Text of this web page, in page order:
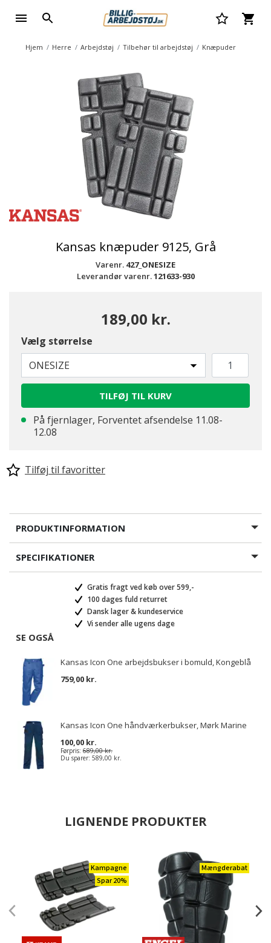
Hjem Herre Arbejdstøj Tilbehør til arbejdstøj Knæpuder
Kansas knæpuder 9125, Grå
Varenr. 427_ONESIZE
Leverandør varenr.121633-930
189,00 kr.
Vælg størrelse
ONESIZE
TILFØJ TIL KURV
På fjernlager, Forventet afsendelse 11.08-
12.08
Tilføj til favoritter
PRODUKTINFORMATION
SPECIFIKATIONER
Gratis fragt ved køb over 599,-
100 dages fuld returret
Dansk lager & kundeservice
Vi sender alle ugens dage
SE OGSÅ
Kansas Icon One arbejdsbukser i bomuld, Kongeblå
759,00 kr.
Kansas Icon One håndværkerbukser, Mørk Marine
100,00 kr.
Førpris: 689,00 kr.
Du sparer: 589,00 kr.
LIGNENDE PRODUKTER
Kampagne
Spar 20%
Mængderabat